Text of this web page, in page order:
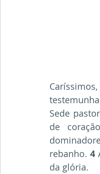
Caríssimos,
Sede
de
rebanho. 4
da glória.